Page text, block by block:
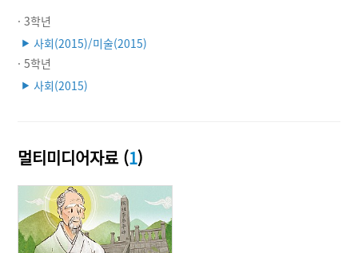
· 3학년
▶ 사회(2015)/미술(2015)
· 5학년
▶ 사회(2015)
멀티미디어자료 (1)